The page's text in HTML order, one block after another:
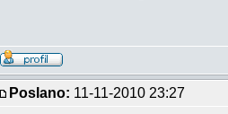
Poslano: 11-11-2010 23:27